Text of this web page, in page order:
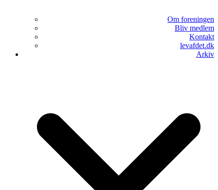
Om foreningen
Bliv medlem
Kontakt
levafdet.dk
Arkiv